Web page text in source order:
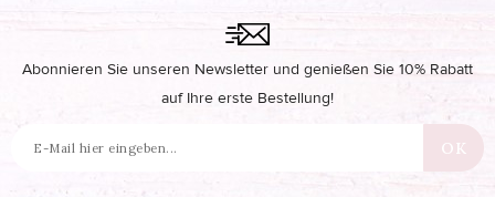
Abonnieren Sie unseren Newsletter und genießen Sie 10% Rabatt
auf Ihre erste Bestellung!